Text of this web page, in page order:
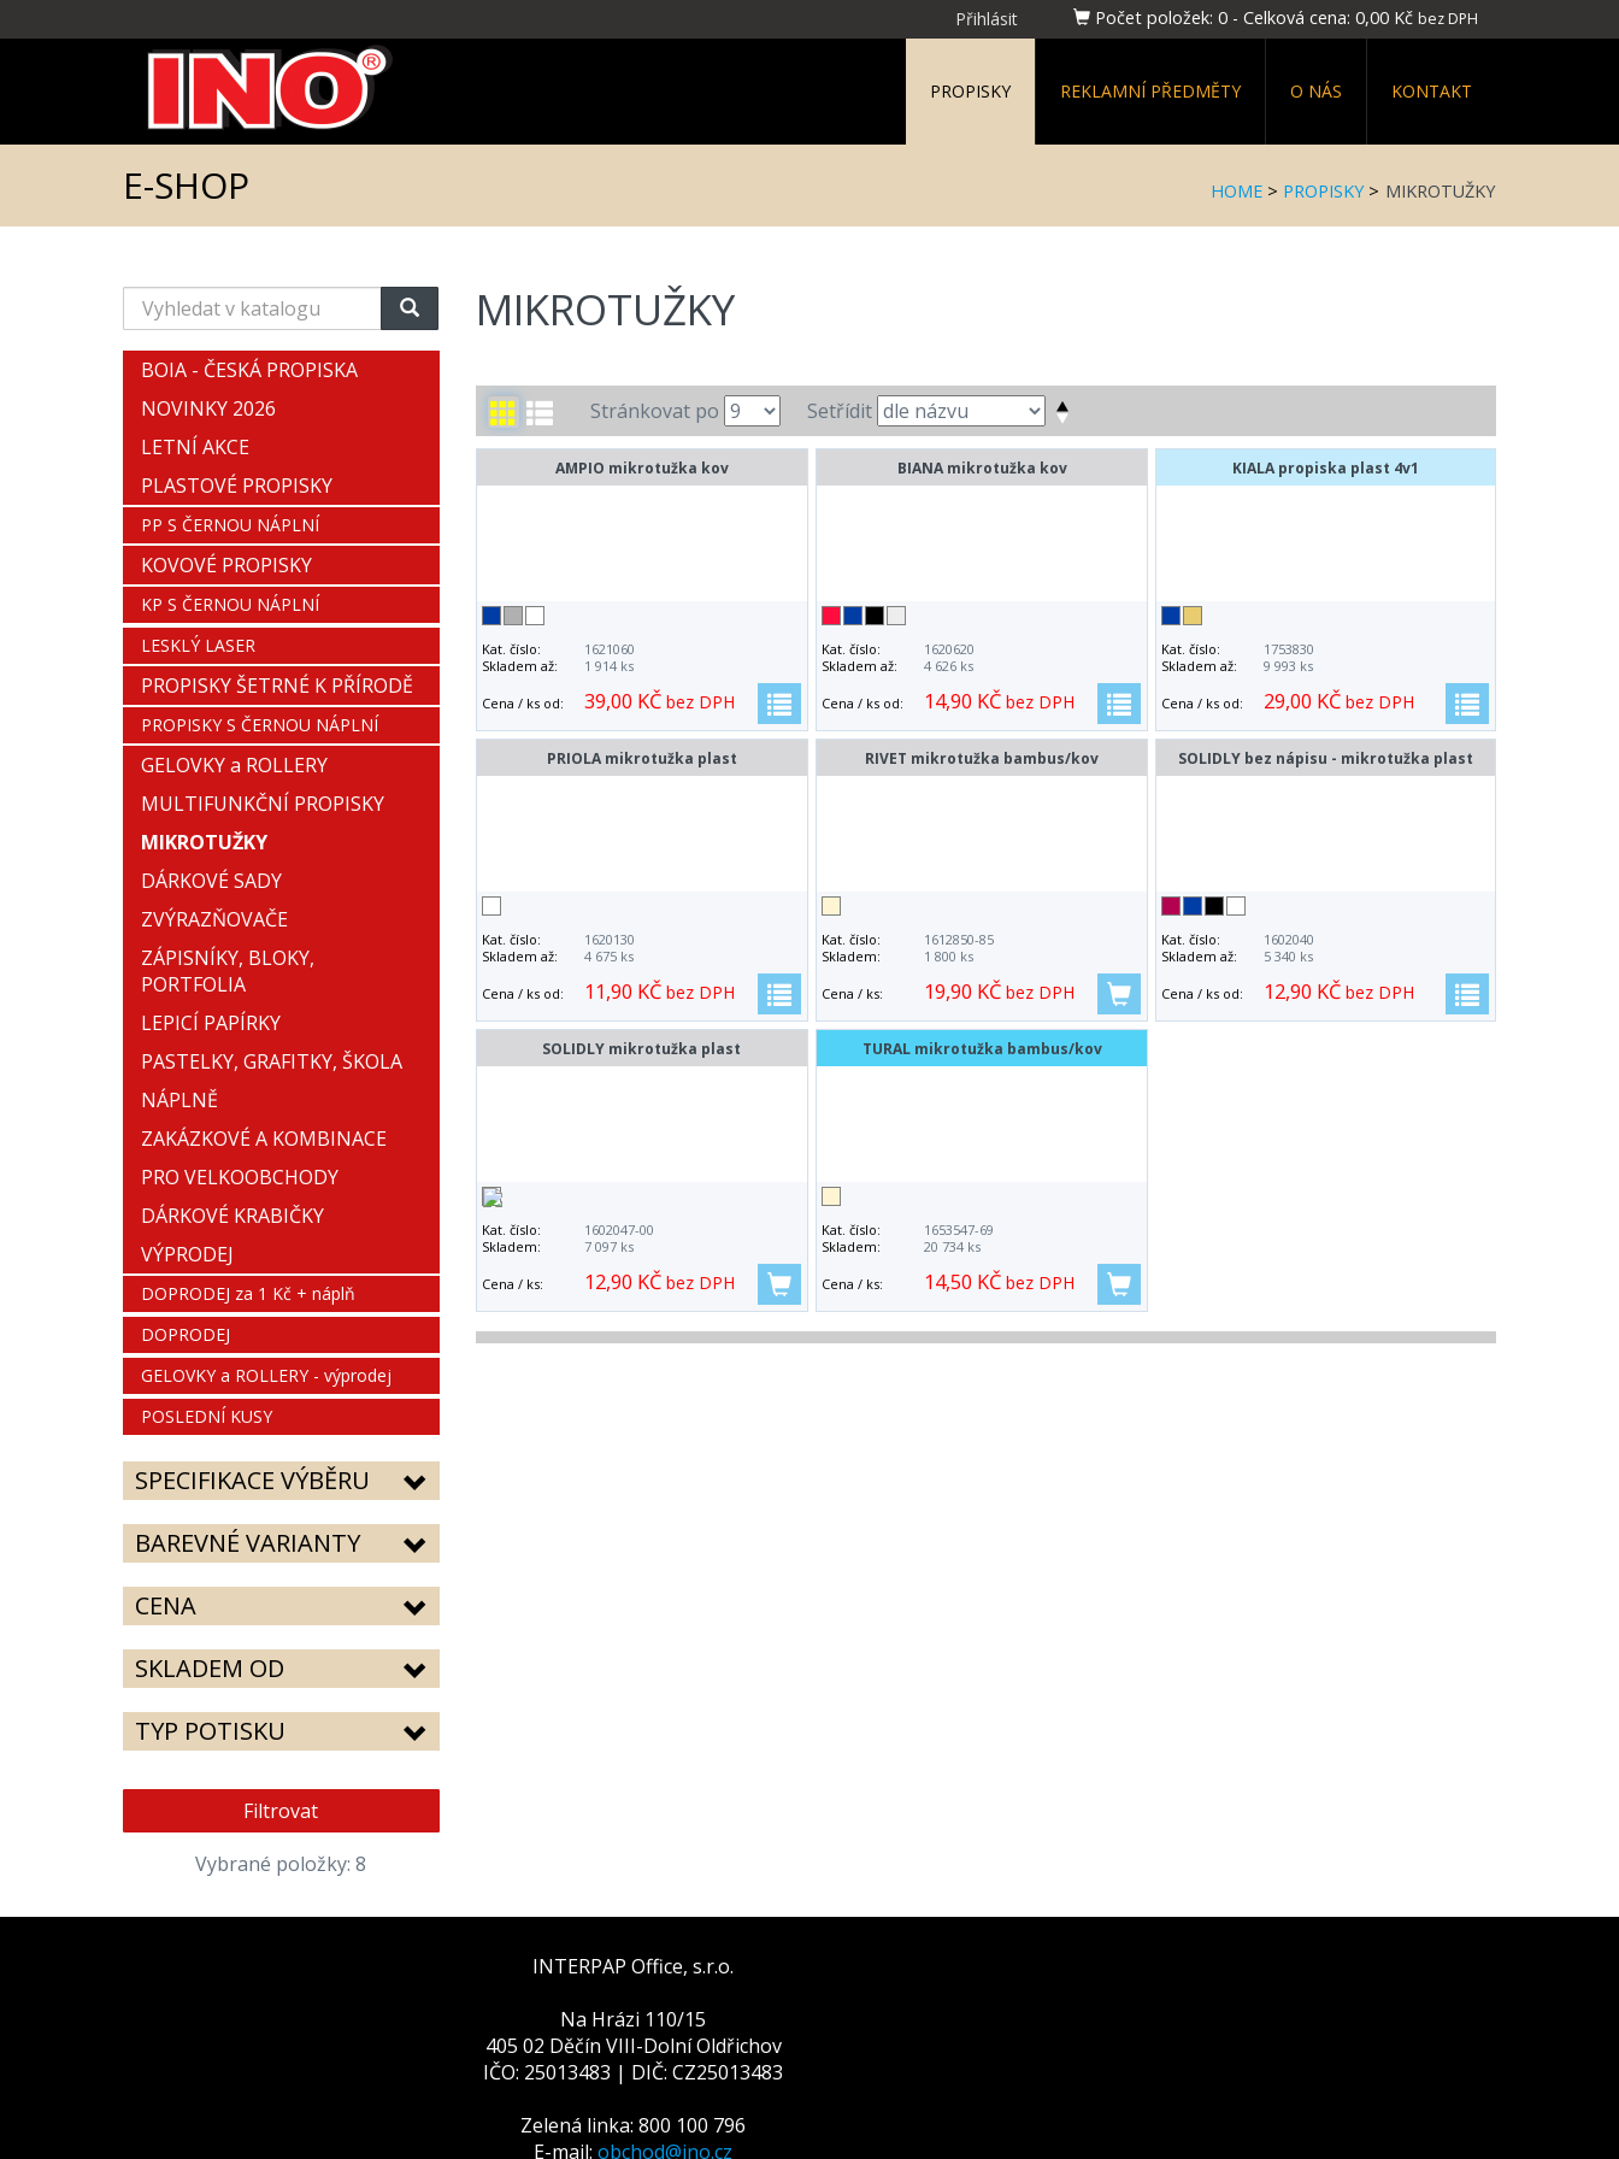
Počet položek: 0 - Celková cena: 0,00 Kč bez DPH
Přihlásit
PROPISKY REKLAMNÍ PŘEDMĚTY O NÁS KONTAKT
E-SHOP HOME > PROPISKY> MIKROTUŽKY
Vyhledat
v
katalogu
BOIA - ČESKÁ PROPISKA
NOVINKY 2026
LETNÍ AKCE
PLASTOVÉ PROPISKY
PP S ČERNOU NÁPLNÍ
KOVOVÉ PROPISKY
KP S ČERNOU NÁPLNÍ
LESKLÝ LASER
PROPISKY ŠETRNÉ K PŘÍRODĚ
PROPISKY S ČERNOU NÁPLNÍ
GELOVKY a ROLLERY
MULTIFUNKČNÍ PROPISKY
MIKROTUŽKY
DÁRKOVÉ SADY
ZVÝRAZŇOVAČE
ZÁPISNÍKY, BLOKY,
PORTFOLIA
LEPICÍ PAPÍRKY
PASTELKY, GRAFITKY, ŠKOLA
NÁPLNĚ
ZAKÁZKOVÉ A KOMBINACE
PRO VELKOOBCHODY
DÁRKOVÉ KRABIČKY
VÝPRODEJ
DOPRODEJ za 1 Kč + náplň
DOPRODEJ
GELOVKY a ROLLERY - výprodej
POSLEDNÍ KUSY
SPECIFIKACE VÝBĚRU
BAREVNÉ VARIANTY
CENA
SKLADEM OD
TYP POTISKU
Filtrovat
Vybrané položky: 8
MIKROTUŽKY
Stránkovat po Setřídit
AMPIO mikrotužka kov
Kat. číslo:
1621060
Skladem až:
1 914 ks
Cena / ks od: 39,00 KČ bez DPH
BIANA mikrotužka kov
Kat. číslo:
1620620
Skladem až:
4 626 ks
Cena / ks od: 14,90 KČ bez DPH
KIALA propiska plast 4v1
Kat. číslo:
1753830
Skladem až:
9 993 ks
Cena / ks od: 29,00 KČbez DPH
PRIOLA mikrotužka plast
Kat. číslo:
1620130
Skladem až:
4 675 ks
Cena / ks od: 11,90 KČ bez DPH
RIVET mikrotužka bambus/kov
Kat. číslo:
1612850-85
Skladem:
1 800 ks
Cena / ks: 19,90 KČ bez DPH
SOLIDLY bez nápisu - mikrotužka plast
Kat. číslo:
1602040
Skladem až:
5 340 ks
Cena / ks od: 12,90 KČbez DPH
SOLIDLY mikrotužka plast
Kat. číslo:
1602047-00
Skladem:
7 097 ks
Cena / ks: 12,90 KČ bez DPH
TURAL mikrotužka bambus/kov
Kat. číslo:
1653547-69
Skladem:
20 734 ks
Cena / ks: 14,50 KČ bez DPH
INTERPAP Office, s.r.o.
Na Hrázi 110/15
405 02 Děčín VIII-Dolní Oldřichov
IČO: 25013483 | DIČ: CZ25013483
Zelená linka: 800 100 796
E-mail:obchod@ino.cz